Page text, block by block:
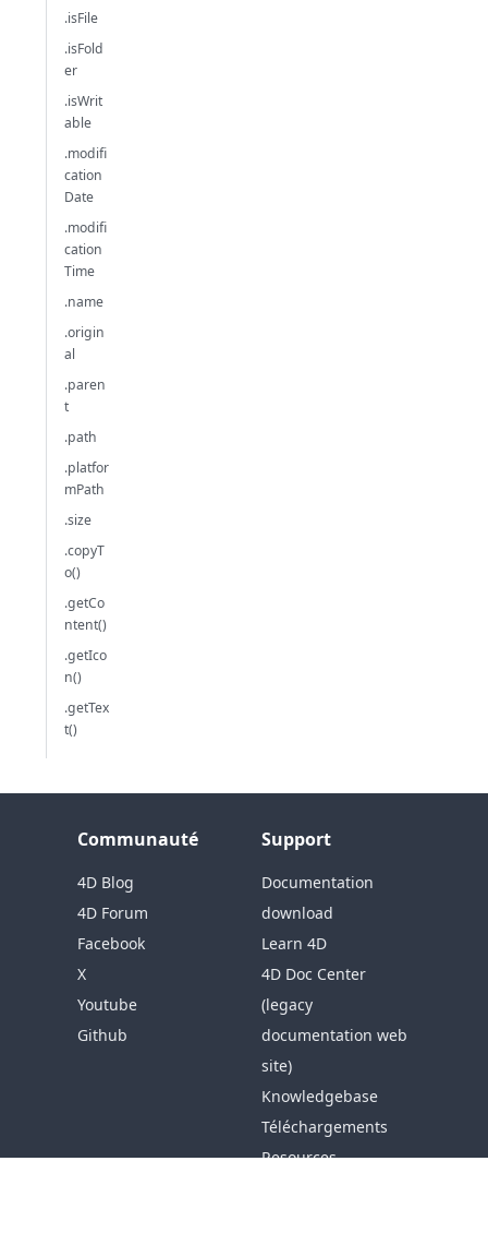
.isFile
.isFold
er
.isWrit
able
.modifi
cation
Date
.modifi
cation
Time
.name
.origin
al
.paren
t
.path
.platfor
mPath
.size
.copyT
o()
.getCo
ntent()
.getIco
n()
.getTex
t()
Communauté
4D Blog
4D Forum
Facebook
X
Youtube
Github
Support
Documentation
download
Learn 4D
4D Doc Center
(legacy
documentation web
site)
Knowledgebase
Téléchargements
Resources